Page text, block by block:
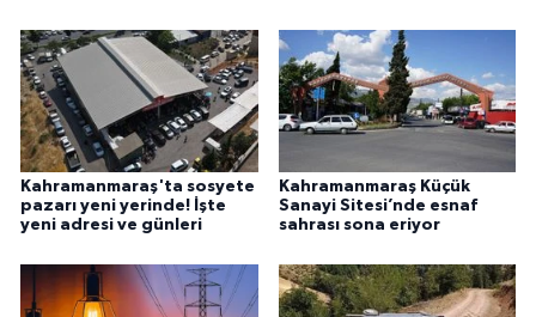
Kahramanmaraş'ta sosyete
pazarı yeni yerinde! İşte
yeni adresi ve günleri
Kahramanmaraş Küçük
Sanayi Sitesi’nde esnaf
sahrası sona eriyor